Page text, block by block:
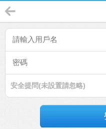
安全提問(未設置請忽略)